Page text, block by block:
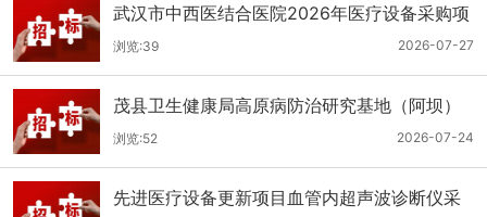
武汉市中西医结合医院2026年医疗设备采购项
目三十三公开招标公告
2026-07-27
浏览:39
茂县卫生健康局高原病防治研究基地（阿坝）
手术、急救及生命支持类医疗设备购置项目招
标公告
2026-07-24
浏览:52
先进医疗设备更新项目血管内超声波诊断仪采